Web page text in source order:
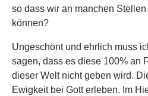
so dass wir an manchen
können?
Ungeschönt und ehrlich muss
sagen, dass es diese 100% an
dieser Welt nicht geben wird.
Ewigkeit bei Gott erleben. Im